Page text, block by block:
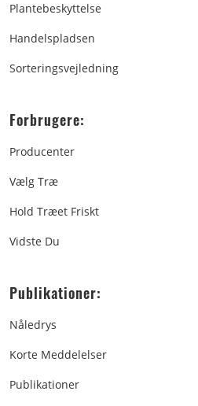
Plantebeskyttelse
Handelspladsen
Sorteringsvejledning
Forbrugere:
Producenter
Vælg Træ
Hold Træet Friskt
Vidste Du
Publikationer:
Nåledrys
Korte Meddelelser
Publikationer